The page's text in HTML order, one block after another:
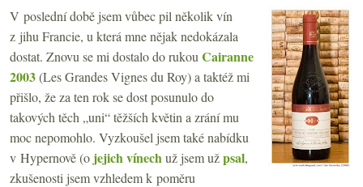
V poslední době jsem vůbec pil několik vín
z jihu Francie, u která mne nějak nedokázala
dostat. Znovu se mi dostalo do rukou Cairanne
2003(Les Grandes Vignes du Roy) a taktéž mi
přišlo, že za ten rok se dost posunulo do
takových těch „uni“ těžších květin a zrání mu
moc nepomohlo. Vyzkoušel jsem také nabídku
v Hypernově (o jejich vínechuž jsem užpsal,
zkušenosti jsem vzhledem k poměru